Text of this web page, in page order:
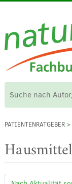
PATIENTENRATGEBER>
Hausmittel